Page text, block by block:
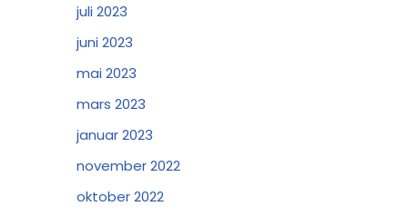
juli 2023
juni 2023
mai 2023
mars 2023
januar 2023
november 2022
oktober 2022